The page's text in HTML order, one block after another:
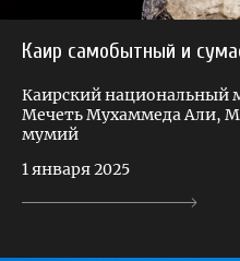
Каир самобытный и
Каирский национальный
Мечеть Мухаммеда Али,
мумий
1 января 2025